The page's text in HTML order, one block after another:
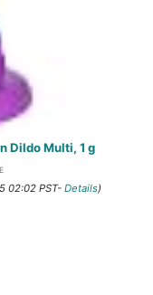
Dildo Multi, 1 g
02:02 PST- Details)